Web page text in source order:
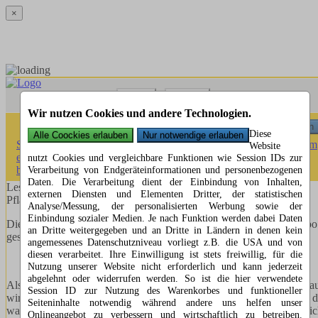
×
Wir nutzen Cookies und andere Technologien.
Diese
Website
nutzt Cookies und vergleichbare Funktionen wie Session IDs zur
Verarbeitung von Endgeräteinformationen und personenbezogenen
Daten. Die Verarbeitung dient der Einbindung von Inhalten,
externen Diensten und Elementen Dritter, der statistischen
Analyse/Messung, der personalisierten Werbung sowie der
Einbindung sozialer Medien. Je nach Funktion werden dabei Daten
an Dritte weitergegeben und an Dritte in Ländern in denen kein
angemessenes Datenschutzniveau vorliegt z.B. die USA und von
diesen verarbeitet. Ihre Einwilligung ist stets freiwillig, für die
Nutzung unserer Website nicht erforderlich und kann jederzeit
abgelehnt oder widerrufen werden. So ist die hier verwendete
Session ID zur Nutzung des Warenkorbes und funktioneller
Seiteninhalte notwendig während andere uns helfen unser
Onlineangebot zu verbessern und wirtschaftlich zu betreiben.
Menü Suchen
Menü Suchen
Startseite » Leserbriefe » Reaktion auf einen Zeitungsartikel in dem
es heißt, dass die Stadt Aalen den ZOB umbaut, aber nicht
barrierefrei
Leserbrief zum Zeitungsartikel: Busse am ZOB sitzen fast auf:
Pflastersteine kommen weg
Diesen Leserbrief habe ich am 02.04.2022 per Email an die Schwäpo
geschickt:
Als ich gelesen habe, dass der Zentrale Omnibus Bahnhof
wird (Externer Link ), dass er aber nicht barrierefrei gestaltet wird,
war ich sprachlos. Dazu muss man wissen, dass es